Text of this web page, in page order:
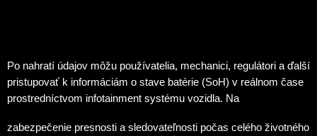
Po nahratí údajov môžu používatelia, mechanici, regulátori a ďalší
pristupovať k informáciám o stave batérie (SoH) v reálnom čase
prostredníctvom infotainment systému vozidla. Na
zabezpečenie presnosti a sledovateľnosti počas celého životného